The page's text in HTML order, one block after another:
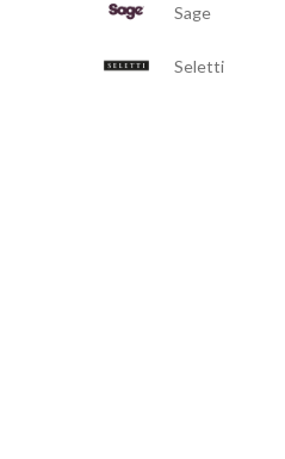
Sage
Seletti